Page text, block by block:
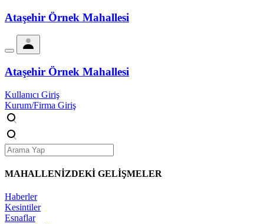
Ataşehir Örnek Mahallesi
Ataşehir Örnek Mahallesi
Kullanıcı Giriş
Kurum/Firma Giriş
MAHALLENİZDEKİ GELİŞMELER
Haberler
Kesintiler
Esnaflar